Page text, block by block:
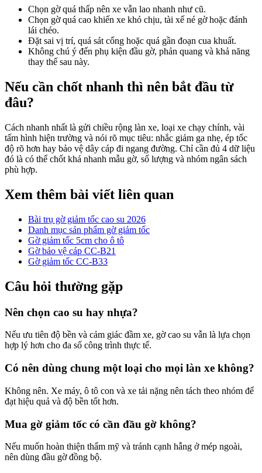
Chọn gờ quá thấp nên xe vẫn lao nhanh như cũ.
Chọn gờ quá cao khiến xe khó chịu, tài xế né gờ hoặc đánh
lái chéo.
Đặt sai vị trí, quá sát cổng hoặc quá gần đoạn cua khuất.
Không chú ý đến phụ kiện đầu gờ, phản quang và khả năng
thay thế sau này.
Nếu cần chốt nhanh thì nên bắt đầu từ
đâu?
Cách nhanh nhất là gửi chiều rộng làn xe, loại xe chạy chính, vài
tấm hình hiện trường và nói rõ mục tiêu: nhắc giảm ga nhẹ, ép tốc
độ rõ hơn hay bảo vệ dây cáp đi ngang đường. Chỉ cần đủ 4 dữ liệu
đó là có thể chốt khá nhanh mẫu gờ, số lượng và nhóm ngân sách
phù hợp.
Xem thêm bài viết liên quan
Bài trụ gờ giảm tốc cao su 2026
Danh mục sản phẩm gờ giảm tốc
Gờ giảm tốc 5cm cho ô tô
Gờ bảo vệ cáp CC-B21
Gờ giảm tốc CC-B33
Câu hỏi thường gặp
Nên chọn cao su hay nhựa?
Nếu ưu tiên độ bền và cảm giác đầm xe, gờ cao su vẫn là lựa chọn
hợp lý hơn cho đa số công trình thực tế.
Có nên dùng chung một loại cho mọi làn xe không?
Không nên. Xe máy, ô tô con và xe tải nặng nên tách theo nhóm để
đạt hiệu quả và độ bền tốt hơn.
Mua gờ giảm tốc có cần đầu gờ không?
Nếu muốn hoàn thiện thẩm mỹ và tránh cạnh hẫng ở mép ngoài,
nên dùng đầu gờ đồng bộ.